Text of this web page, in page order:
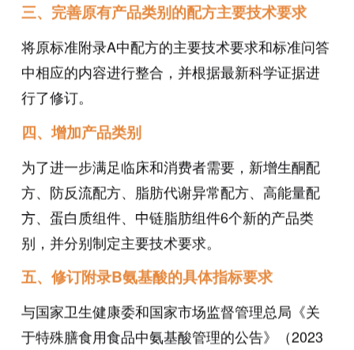
三、完善原有产品类别的配方主要技术要求
将原标准附录A中配方的主要技术要求和标准问答
中相应的内容进行整合，并根据最新科学证据进
行了修订。
四、增加产品类别
为了进一步满足临床和消费者需要，新增生酮配
方、防反流配方、脂肪代谢异常配方、高能量配
方、蛋白质组件、中链脂肪组件6个新的产品类
别，并分别制定主要技术要求。
五、修订附录B氨基酸的具体指标要求
与国家卫生健康委和国家市场监督管理总局《关
于特殊膳食用食品中氨基酸管理的公告》（2023